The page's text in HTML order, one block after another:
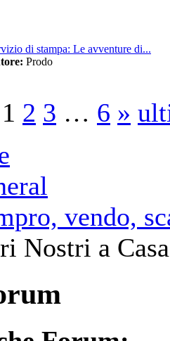
di stampa: Le avventure di...
Prodo
1 2 3 … 6 »
vendo,
Nostri a